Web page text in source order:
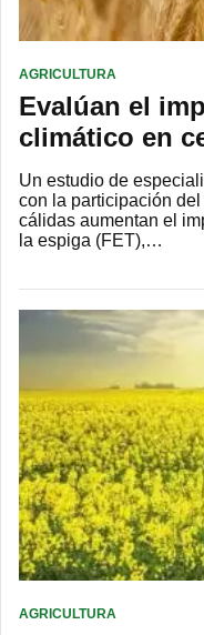
AGRICULTURA
Evalúan el
climático en
Un estudio de
con la participación
cálidas aumentan el
la espiga (FET),…
AGRICULTURA